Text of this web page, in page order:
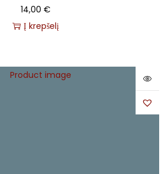
14,00€
Į krepšelį